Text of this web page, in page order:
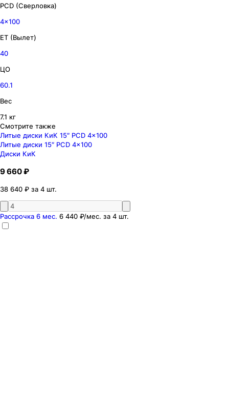
PCD (Сверловка)
4x100
ET (Вылет)
40
ЦО
60.1
Вес
7.1 кг
Смотрите также
Литые диски КиК 15″ PCD 4x100
Литые диски 15″ PCD 4x100
Диски КиК
9 660 ₽
38 640 ₽ за 4 шт.
Рассрочка 6 мес. 6 440 ₽/мес. за 4 шт.